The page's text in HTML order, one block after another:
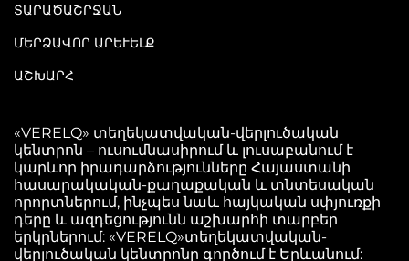
ՏԱՐԱԾԱՇՐՋԱՆ
ՄԵՐՁԱՎՈՐ ԱՐԵՒԵԼՔ
ԱՇԽԱՐՀ
«VERELQ» տեղեկատվական-վերլուծական
կենտրոն – ուսումնասիրում և լուսաբանում է
կարևոր իրադարձությունները Հայաստանի
հասարակական-քաղաքական և տնտեսական
որորտներում, ինչպես նաև հայկական սփյուռքի
դերը և ազդեցությունն աշխարհի տարբեր
երկրներում: «VERELQ»տեղեկատվական-
վերլուծական կենտրոնը գործում է Երևանում: